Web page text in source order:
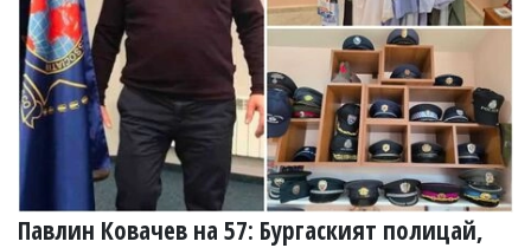
читателите
редакцията
не
носи
отговорност
за
Ако
откриете
обиден
Павлин Ковачев на 57: Бургаският полицай,